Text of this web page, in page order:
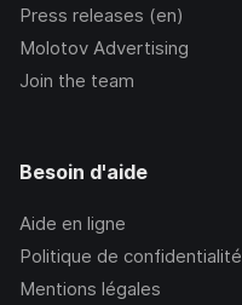
Press releases (en)
Molotov Advertising
Join the team
Besoin d'aide
Aide en ligne
Politique de confidentialité
Mentions légales